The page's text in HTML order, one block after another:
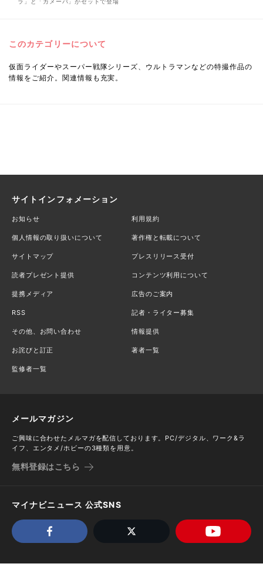
このカテゴリーについて
仮面ライダーやスーパー戦隊シリーズ、ウルトラマンなどの特撮作品の
情報をご紹介。関連情報も充実。
サイトインフォメーション
お知らせ 利用規約
個人情報の取り扱いについて 著作権と転載について
サイトマップ プレスリリース受付
読者プレゼント提供 コンテンツ利用について
提携メディア 広告のご案内
RSS 記者・ライター募集
その他、お問い合わせ 情報提供
お詫びと訂正 著者一覧
監修者一覧
メールマガジン
ご興味に合わせたメルマガを配信しております。PC/デジタル、ワーク&ラ
イフ、エンタメ/ホビーの3種類を用意。
無料登録はこちら
マイナビニュース 公式SNS